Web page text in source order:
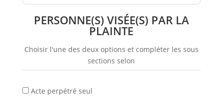
PERSONNE(S) VISÉE(S) PAR LA
PLAINTE
Choisir l'une des deux options et compléter les sous
sections selon
Acte perpétré seul